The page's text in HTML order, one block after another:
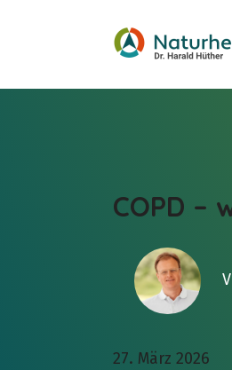
COPD –
27. März 2026